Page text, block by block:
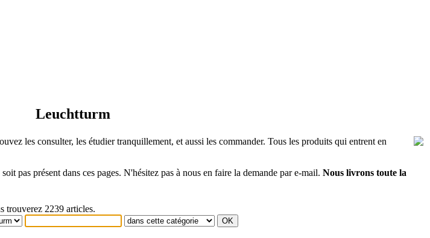
Leuchtturm
les consulter, les étudier tranquillement, et aussi les commander. Tous les produits qui entrent en
pas présent dans ces pages. N'hésitez pas à nous en faire la demande par e-mail. Nous livrons toute la
trouverez 2239 articles.